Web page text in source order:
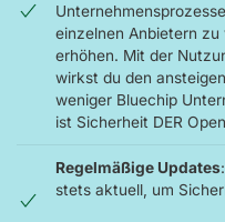
einzelnen Anbietern
erhöhen. Mit der
wirkst du den
weniger Bluechip
ist Sicherheit DER
Regelmäßige Updates
stets aktuell, um